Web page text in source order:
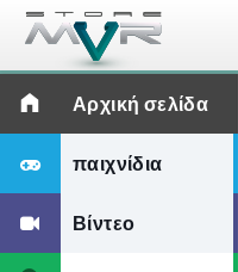
Αρχική σελίδα
παιχνίδια
Βίντεο